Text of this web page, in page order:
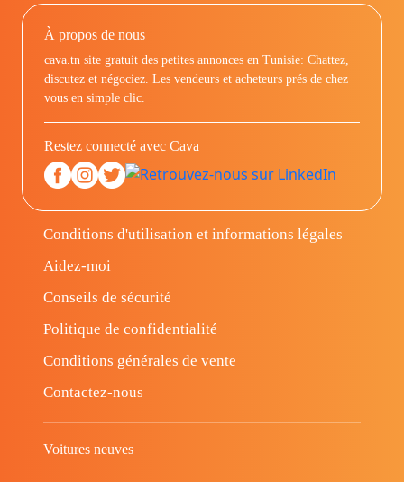
À propos de nous
cava.tn site gratuit des petites annonces en Tunisie: Chattez,
discutez et négociez. Les vendeurs et acheteurs prés de chez
vous en simple clic.
Restez connecté avec Cava
Conditions d'utilisation et informations légales
Aidez-moi
Conseils de sécurité
Politique de confidentialité
Conditions générales de vente
Contactez-nous
Voitures neuves